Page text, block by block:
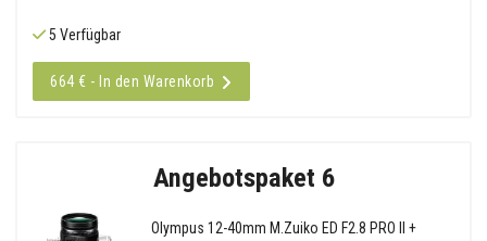
5 Verfügbar
664 € - In den Warenkorb
Angebotspaket 6
Olympus 12-40mm M.Zuiko ED F2.8 PRO II +